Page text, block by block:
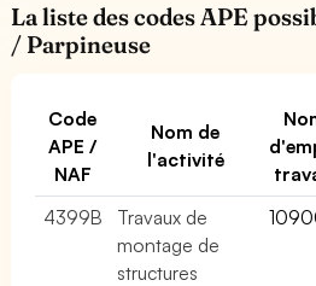
La liste des codes APE
/ Parpineuse
Code
APE /
NAF
Nom de
l'activité
4399B
Travaux de
montage de
structures